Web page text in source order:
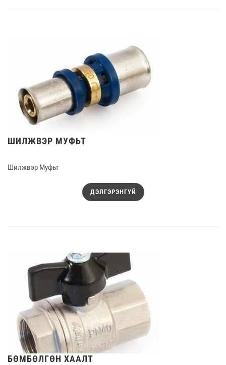
ШИЛЖВЭР МУФЬТ
Шилжвэр Муфьт
ДЭЛГЭРЭНГҮЙ
БӨМБӨЛГӨН ХААЛТ